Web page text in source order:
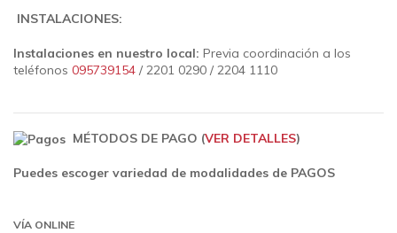
INSTALACIONES:
Instalaciones en nuestro local: Previa coordinación a los
teléfonos 095739154 / 2201 0290 / 2204 1110
MÉTODOS DE PAGO (VER DETALLES)
Puedes escoger variedad de modalidades de PAGOS
VÍA ONLINE